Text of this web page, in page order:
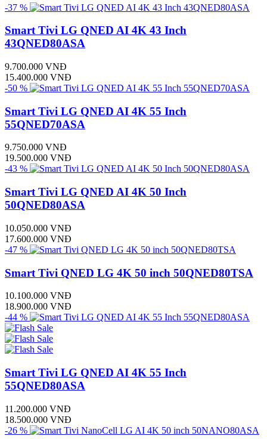
-37 %
Smart Tivi LG QNED AI 4K 43 Inch
43QNED80ASA
9.700.000 VNĐ
15.400.000 VNĐ
-50 %
Smart Tivi LG QNED AI 4K 55 Inch
55QNED70ASA
9.750.000 VNĐ
19.500.000 VNĐ
-43 %
Smart Tivi LG QNED AI 4K 50 Inch
50QNED80ASA
10.050.000 VNĐ
17.600.000 VNĐ
-47 %
Smart Tivi QNED LG 4K 50 inch 50QNED80TSA
10.100.000 VNĐ
18.900.000 VNĐ
-44 %
Smart Tivi LG QNED AI 4K 55 Inch
55QNED80ASA
11.200.000 VNĐ
18.500.000 VNĐ
-26 %